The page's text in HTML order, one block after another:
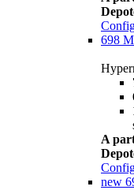
698
A
new